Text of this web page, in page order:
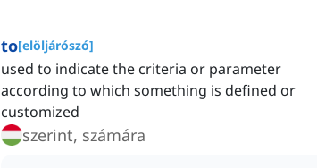
to[elöljárószó]
used to indicate the criteria or parameter
according to which something is defined or
customized
szerint, számára